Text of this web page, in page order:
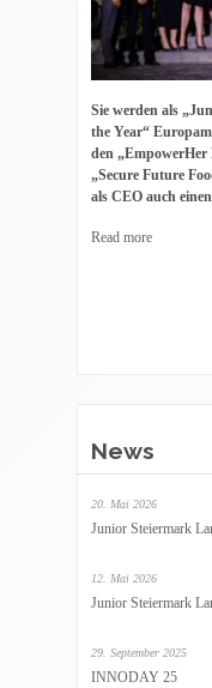
Sie werden als
the Year“
den
„Secure Future
als CEO auch
Read more
News
20. Mai 2026
Junior Steiermark
12. Mai 2026
Junior Steiermark
29. September 2025
INNODAY 25